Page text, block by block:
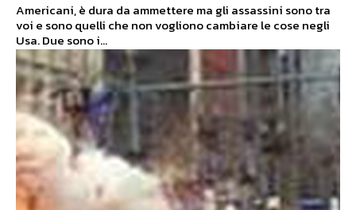
Americani, è dura da ammettere ma gli assassini sono tra
voi e sono quelli che non vogliono cambiare le cose negli
Usa. Due sono i...